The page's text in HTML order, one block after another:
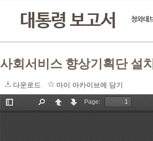
대통령 보고서 청와대
사회서비스 향상기획단 설
다운로드 마이 아카이브에 담기